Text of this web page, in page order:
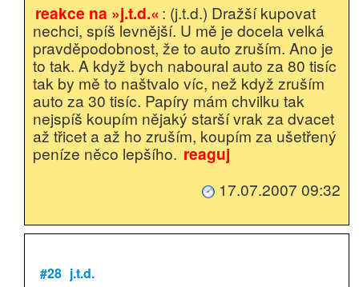
reakce na »j.t.d.« : (j.t.d.) Dražší kupovat
nechci, spíš levnější. U mě je docela velká
pravděpodobnost, že to auto zruším. Ano je
to tak. A když bych naboural auto za 80 tisíc
tak by mě to naštvalo víc, než když zruším
auto za 30 tisíc. Papíry mám chvilku tak
nejspíš koupím nějaký starší vrak za dvacet
až třicet a až ho zruším, koupím za ušetřený
peníze něco lepšího. reaguj
17.07.2007 09:32
#28 j.t.d.